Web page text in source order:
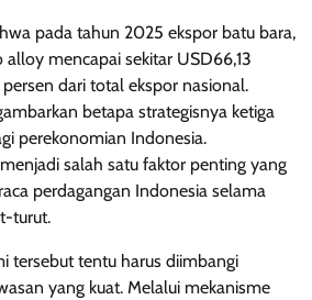
pada tahun 2025 ekspor batu bara,
alloy mencapai sekitar USD66,13
dari total ekspor nasional.
betapa strategisnya ketiga
perekonomian Indonesia.
salah satu faktor penting yang
perdagangan Indonesia selama
turut.
tersebut tentu harus diimbangi
yang kuat. Melalui mekanisme